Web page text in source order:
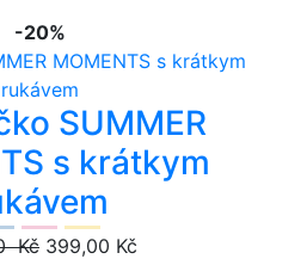
-20%
SUMMER
s krátkym
Kč 399,00 Kč